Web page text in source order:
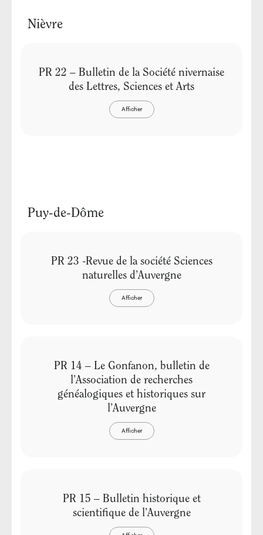
Nièvre
PR 22 – Bulletin de la Société nivernaise
des Lettres, Sciences et Arts
Afficher
Puy-de-Dôme
PR 23 -Revue de la société Sciences
naturelles d’Auvergne
Afficher
PR 14 – Le Gonfanon, bulletin de
l’Association de recherches
généalogiques et historiques sur
l’Auvergne
Afficher
PR 15 – Bulletin historique et
scientifique de l’Auvergne